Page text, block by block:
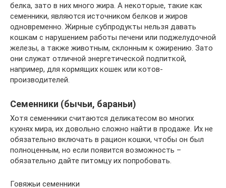
белка, зато в них много жира. А некоторые, такие как
семенники, являются источником белков и жиров
одновременно. Жирные субпродукты нельзя давать
кошкам с нарушением работы печени или поджелудочной
железы, а также животным, склонным к ожирению. Зато
они служат отличной энергетической подпиткой,
например, для кормящих кошек или котов-
производителей.
Семенники (бычьи, бараньи)
Хотя семенники считаются деликатесом во многих
кухнях мира, их довольно сложно найти в продаже. Их не
обязательно включать в рацион кошки, чтобы он был
полноценным, но если появится возможность –
обязательно дайте питомцу их попробовать.
Говяжьи семенники